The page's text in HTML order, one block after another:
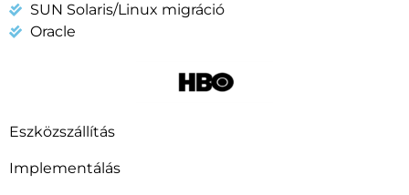
SUN Solaris/Linux migráció
Oracle
Eszközszállítás
Implementálás